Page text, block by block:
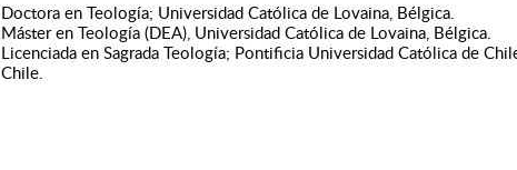
Doctora en Teología; Universidad Católica de Lovaina, Bélgica.
Máster en Teología (DEA), Universidad Católica de Lovaina, Bélgica.
Licenciada en Sagrada Teología; Pontificia Universidad Católica de
Chile.